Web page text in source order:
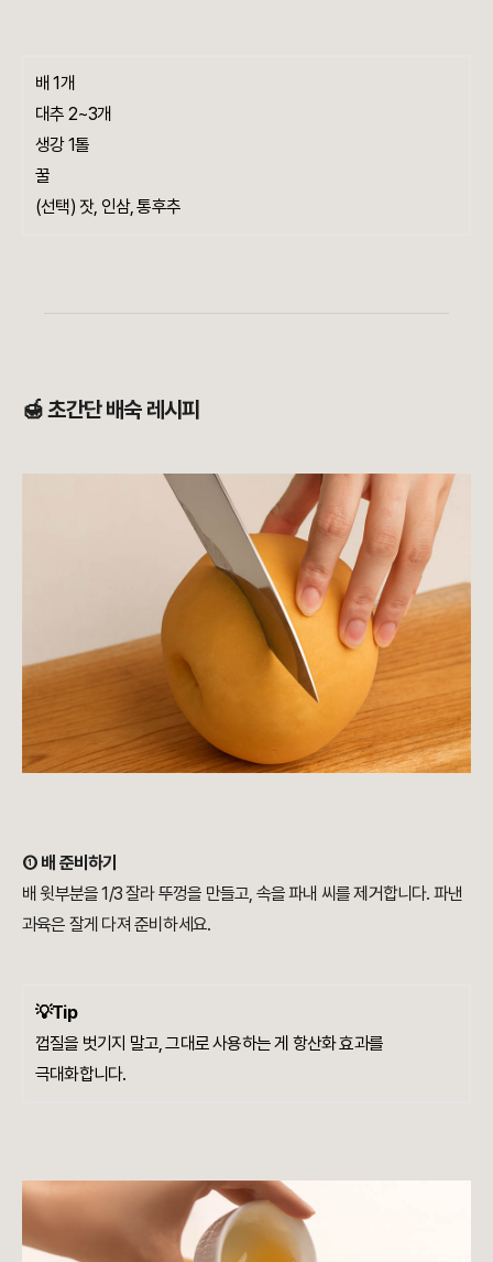
배 1개
대추 2~3개
생강 1톨
꿀
(선택) 잣, 인삼, 통후추
🍯 초간단 배숙 레시피
① 배 준비하기
배 윗부분을 1/3 잘라 뚜껑을 만들고, 속을 파내 씨를 제거합니다. 파낸
과육은 잘게 다져 준비하세요.
💡Tip
껍질을 벗기지 말고, 그대로 사용하는 게 항산화 효과를
극대화합니다.